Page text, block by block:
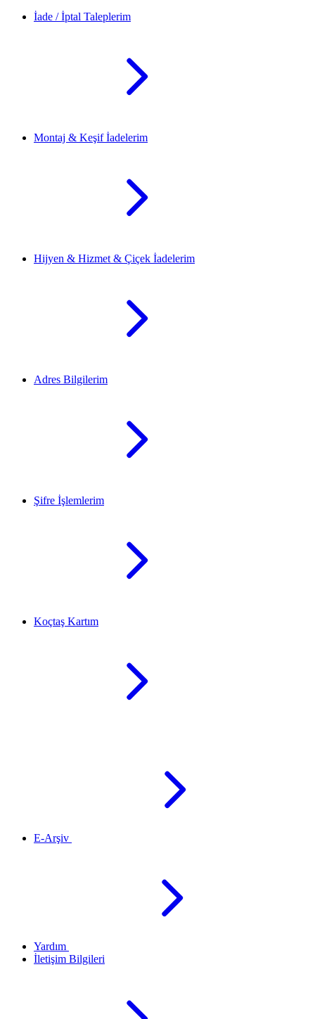
İade / İptal Taleplerim
Montaj & Keşif İadelerim
Hijyen & Hizmet & Çiçek İadelerim
Adres Bilgilerim
Şifre İşlemlerim
Koçtaş Kartım
E-Arşiv
Yardım
İletişim Bilgileri